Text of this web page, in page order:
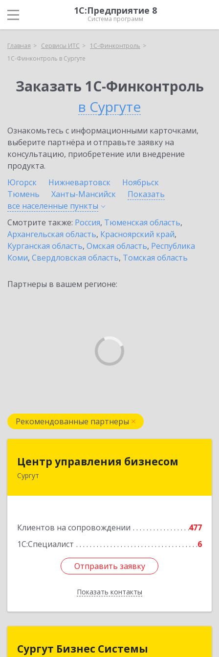
1С:Предприятие 8
Система программ
Главная Сервисы ИТС
1С-Финконтроль
1С-Финконтроль в Сургуте
Заказать 1С-Финконтроль
в Сургуте
Ознакомьтесь с информационными карточками,
выберите партнёра и отправьте заявку на
консультацию, приобретение или внедрение
продукта.
Югорск
Нижневартовск
Ноябрьск
Тюмень
Ханты-Мансийск
Показать
все населенные пункты
Смотрите также: Россия, Тюменская область,
Архангельская область, Красноярский край,
Курганская область, Омская область, Республика
Коми, Свердловская область, Томская область
Партнеры в вашем регионе:
Рекомендованные партнеры
Центр управления бизнесом
Сургут
Клиентов на сопровождении
477
1С:Специалист
6
Отправить заявку
Показать контакты
Центр управления бизнесом
628403, Ханты-Мансийский Автономный округ
Отправить заявку
Назад
Сургут Бизнес Системы